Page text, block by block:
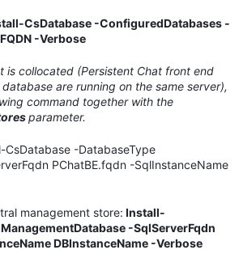
CsDatabase -ConfiguredDatabases -
-Verbose
is collocated (Persistent Chat front end
are running on the same server),
command together with the
parameter.
CsDatabase -DatabaseType
PChatBE.fqdn -SqlInstanceName
management store: Install-
-SqlServerFqdn
DBInstanceName -Verbose